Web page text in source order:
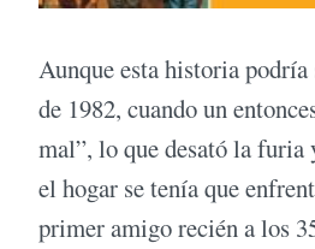
Aunque esta historia
de 1982, cuando un
mal”, lo que desató la furia
el hogar se tenía que
primer amigo recién a los